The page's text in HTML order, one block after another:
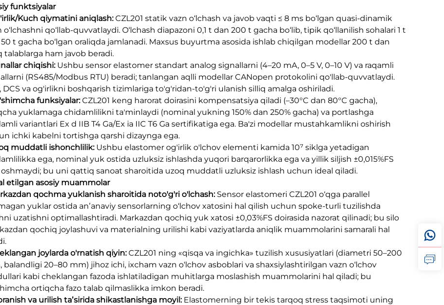
funktsiyalar
Kuch qiymatini aniqlash:CZL201 statik vazn o‘lchash va javob vaqti ≤ 8 ms bo‘lgan quasi-dinamik
o‘lchashni qo‘llab-quvvatlaydi. O‘lchash diapazoni 0,1 t dan 200 t gacha bo‘lib, tipik qo‘llanilish sohalari 1 t
t gacha bo‘lgan oraliqda jamlanadi. Maxsus buyurtma asosida ishlab chiqilgan modellar 200 t dan
talablarga ham javob beradi.
chiqishi: Ushbu sensor elastomer standart analog signallarni (4–20 mA, 0–5 V, 0–10 V) va raqamli
(RS485/Modbus RTU) beradi; tanlangan aqlli modellar CANopen protokolini qo'llab-quvvatlaydi.
DCS va og'irlikni boshqarish tizimlariga to'g'ridan-to'g'ri ulanish silliq amalga oshiriladi.
funksiyalar:CZL201 keng harorat doirasini kompensatsiya qiladi (–30°C dan 80°C gacha),
yuklamaga chidamlilikni ta'minlaydi (nominal yukning 150% dan 250% gacha) va portlashga
variantlari Ex d IIB T4 Ga/Ex ia IIC T6 Ga sertifikatiga ega. Ba'zi modellar mustahkamlikni oshirish
ichki kabelni tortishga qarshi dizaynga ega.
muddatli ishonchlilik: Ushbu elastomer og'irlik o'lchov elementi kamida 10⁷ siklga yetadigan
ega, nominal yuk ostida uzluksiz ishlashda yuqori barqarorlikka ega va yillik siljish ±0,015%FS
bu uni qattiq sanoat sharoitida uzoq muddatli uzluksiz ishlash uchun ideal qiladi.
etilgan asosiy muammolar
qochma yuklanish sharoitida noto'g'ri o'lchash: Sensor elastomeri CZL201 o‘qga parallel
yuklar ostida anʼanaviy sensorlarning o‘lchov xatosini hal qilish uchun spoke-turli tuzilishda
uzatishni optimallashtiradi. Markazdan qochiq yuk xatosi ±0,03%FS doirasida nazorat qilinadi; bu silo
qochiq joylashuvi va materialning urilishi kabi vaziyatlarda aniqlik muammolarini samarali hal
joylarda o'rnatish qiyin:CZL201 ning «qisqa va ingichka» tuzilish xususiyatlari (diametri 50–200
balandligi 20–80 mm) jihoz ichi, ixcham vazn o‘lchov asboblari va shaxsiylashtirilgan vazn o‘lchov
kabi cheklangan fazoda ishlatiladigan muhitlarga moslashish muammolarini hal qiladi; bu
ortiqcha fazo talab qilmaslikka imkon beradi.
va urilish taʼsirida shikastlanishga moyil: Elastomerning bir tekis tarqoq stress taqsimoti uning